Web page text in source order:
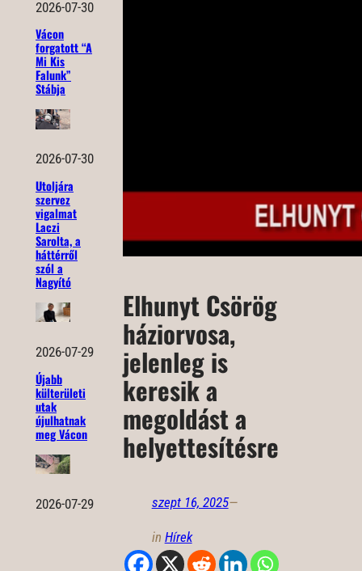
2026-07-30
Vácon
forgatott “A
Mi Kis
Falunk”
Stábja
2026-07-30
Utoljára
szervez
vigalmat
Laczi
Sarolta, a
háttérről
szól a
Nagyító
2026-07-29
Újabb
külterületi
utak
újulhatnak
meg Vácon
2026-07-29
Elhunyt Csörög
háziorvosa,
jelenleg is
keresik a
megoldást a
helyettesítésre
szept 16, 2025—
in Hírek